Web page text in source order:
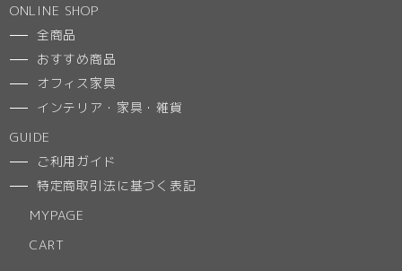
ONLINE SHOP
全商品
おすすめ商品
オフィス家具
インテリア・家具・雑貨
GUIDE
ご利用ガイド
特定商取引法に基づく表記
MYPAGE
CART